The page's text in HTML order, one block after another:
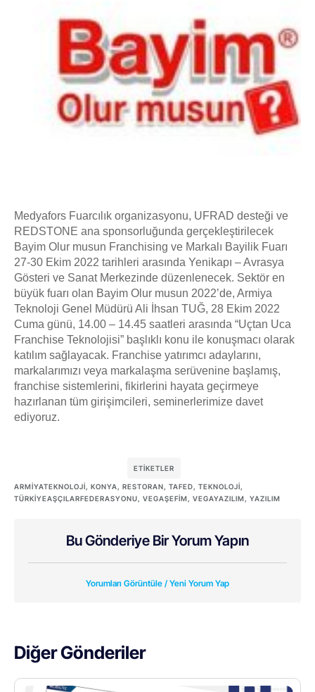
Medyafors Fuarcılık organizasyonu, UFRAD desteği ve
REDSTONE ana sponsorluğunda gerçekleştirilecek
Bayim Olur musun Franchising ve Markalı Bayilik Fuarı
27-30 Ekim 2022 tarihleri arasında Yenikapı – Avrasya
Gösteri ve Sanat Merkezinde düzenlenecek. Sektör en
büyük fuarı olan Bayim Olur musun 2022’de, Armiya
Teknoloji Genel Müdürü Ali İhsan TUĞ, 28 Ekim 2022
Cuma günü, 14.00 – 14.45 saatleri arasında “Uçtan Uca
Franchise Teknolojisi” başlıklı konu ile konuşmacı olarak
katılım sağlayacak. Franchise yatırımcı adaylarını,
markalarımızı veya markalaşma serüvenine başlamış,
franchise sistemlerini, fikirlerini hayata geçirmeye
hazırlanan tüm girişimcileri, seminerlerimize davet
ediyoruz.
ETIKETLER
ARMIYATEKNOLOJI, KONYA, RESTORAN, TAFED, TEKNOLOJI,
TÜRKIYEAŞÇILARFEDERASYONU, VEGAŞEFIM, VEGAYAZILIM, YAZILIM
Bu Gönderiye Bir Yorum Yapın
Yorumları Görüntüle / Yeni Yorum Yap
Diğer Gönderiler